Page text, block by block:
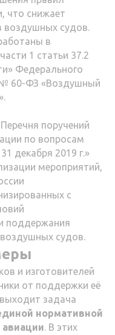
что снижает
воздушных судов.
в
1 статьи 37.2
Федерального
№ 60-ФЗ «Воздушный
поручений
по вопросам
декабря 2019 г.»
мероприятий,
с
поддержания
судов.
и изготовителей
от поддержки её
задача
нормативной
авиации. В этих